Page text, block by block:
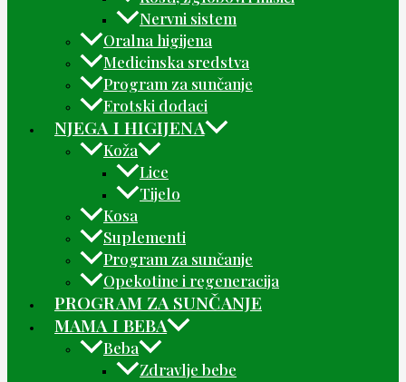
Nervni sistem
Oralna higijena
Medicinska sredstva
Program za sunčanje
Erotski dodaci
NJEGA I HIGIJENA
Koža
Lice
Tijelo
Kosa
Suplementi
Program za sunčanje
Opekotine i regeneracija
PROGRAM ZA SUNČANJE
MAMA I BEBA
Beba
Zdravlje bebe